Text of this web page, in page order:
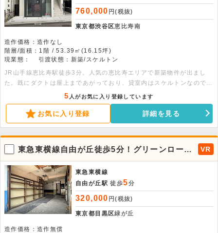
760,000 円(税抜)
東京都渋谷区恵比寿南
造作価格：造作なし
階層/面積：1階 / 53.39㎡(16.15坪)
現業態：
引渡状態：新築/スケルトン
JR山手線恵比寿駅徒歩3分。人気の恵比寿エリアで新築物件が出まし
た。既にダクトは屋上まであがっており、貸室内はスケルトンなので自
由にレイアウトが組めます。人気エリアの物件になりますので、お早め
にお問い合わせください。（同ビル不可：アジア料理／焼肉／串揚げ）
5 人がお気に入り登録しています
お気に入り登録 詳細を見る
東急東横線自由が丘徒歩5分！グリーンロード
沿いの1階路面物件が出ました。
VR
東急東横線
自由が丘駅 徒歩5分
320,000 円(税抜)
東京都目黒区緑が丘
造作価格：造作無償